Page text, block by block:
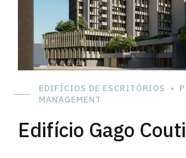
EDIFÍCIOS DE ESCRITÓRIOS
MANAGEMENT
Edifício Gago